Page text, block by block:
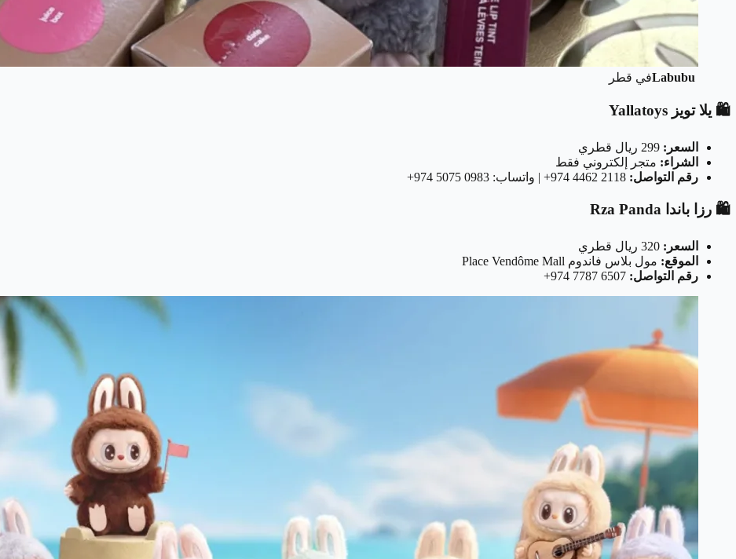
في قطر
🛍️ يلا تويز Yallatoys
السعر:
الشراء: متجر إلكتروني فقط
رقم التواصل:
🛍️ رزا باندا Rza Panda
السعر:
الموقع: مول بلاس فاندوم Place Vendôme Mall
رقم التواصل: